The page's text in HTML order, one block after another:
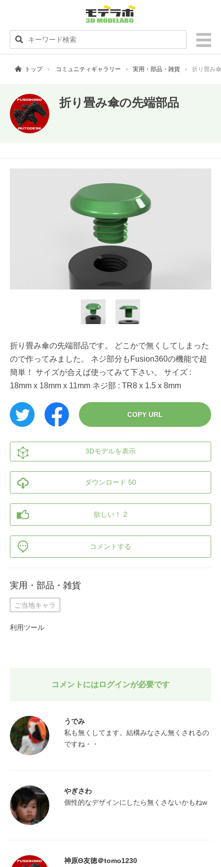
トップ コミュニティギャラリー 実用・部品・雑貨 折り畳み
折り畳み傘の先端部品
折り畳み傘の先端部品です。 どこかで無くしてしまった
ので作ってみました。 ネジ部分もFusion360の機能で超
簡単！ サイズが合えば使ってみて下さい。 サイズ :
18mm x 18mm x 11mm ネジ部 : TR8 x 1.5 x 8mm
COPY URL
3Dモデルを表示
ダウンロード 50
欲しい！ 2
コメントする
実用・部品・雑貨
ご当地キャラ
利用ツール
コメントにはログインが必要です
うでみ
私も無くしてます。結構みなさん無くされるの
ですね・・
やぎさわ
個性的なデザインにしたら無くさないかもねw
神原Θ友徳＠tomo1230